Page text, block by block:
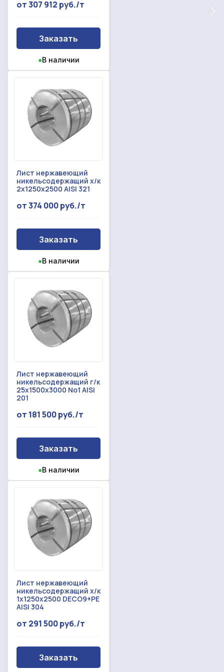
от 307 912 руб./т
Заказать
●В наличии
Лист нержавеющий
никельсодержащий х/к
2x1250x2500 AISI 321
от 374 000 руб./т
Заказать
●В наличии
Лист нержавеющий
никельсодержащий г/к
25x1500x3000 No1 AISI
201
от 181 500 руб./т
Заказать
●В наличии
Лист нержавеющий
никельсодержащий х/к
1x1250x2500 DECO9+PE
AISI 304
от 291 500 руб./т
Заказать
Отправить запрос
Даю согласие наобработку персональных данных
металлопрокат
Заказать звонок
Даю согласие наобработку персональных данных
Форма отправлена,
спасибо!
С вами свяжется наш менеджер.
Произошла ошибка.